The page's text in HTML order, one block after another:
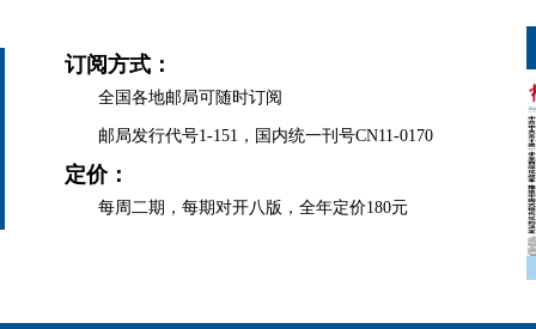
订阅方式：
全国各地邮局可随时订阅
邮局发行代号1-151，国内统一刊号CN11-0170
定价：
每周二期，每期对开八版，全年定价180元